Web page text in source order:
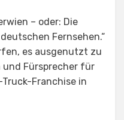
– oder: Die
Fernsehen.“
es ausgenutzt zu
und Fürsprecher für
Franchise in